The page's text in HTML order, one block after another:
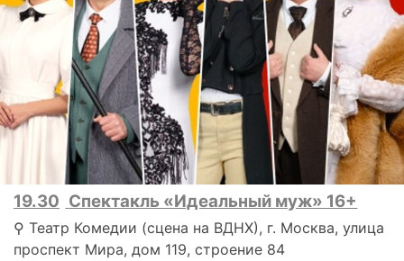
19.30 Спектакль «Идеальный муж» 16+
⚲ Театр Комедии (сцена на ВДНХ), г. Москва, улица
проспект Мира, дом 119, строение 84